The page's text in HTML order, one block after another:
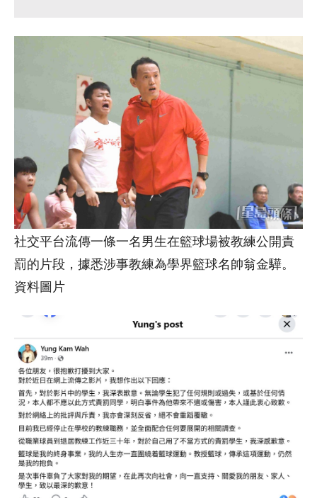
社交平台流傳一條一名男生在籃球場被教練公開責
罰的片段，據悉涉事教練為學界籃球名帥翁金驊。
資料圖片